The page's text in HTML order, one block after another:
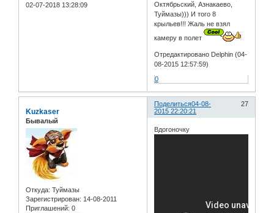
02-07-2018 13:28:09
Октябрьский, Азнакаево,
Туймазы))) И того 8
крыльев!!! Жаль не взял
камеру в полет
Отредактировано Delphin (04-
08-2015 12:57:59)
0
Поделиться 27
04-08-
2015 22:20:21
Kuzkaser
Бывалый
Откуда: Туймазы
Зарегистрирован: 14-08-2011
Приглашений: 0
Вдогоночку